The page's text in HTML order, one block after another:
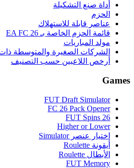
أداة صنع التشكيلة
الحزم
عناصر قابلة للاستهلاك
قائمة الحزم الخاصة بـ EA FC 26
مولد المباريات
الشركات الصغيرة والمتوسطة
أرخص اللاعبين حسب التصنيف
Games
FUT Draft Simulator
FC 26 Pack Opener
FUT Spins 26
Higher or Lower
اختيار عنصر Simulator
أيقونة Roulette
الأبطال Roulette
FUT Memory